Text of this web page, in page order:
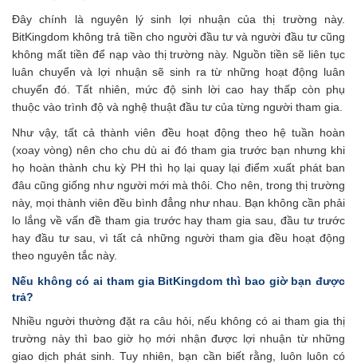
Đây chính là nguyên lý sinh lợi nhuận của thị trường này.
BitKingdom không trả tiền cho người đầu tư và người đầu tư cũng
không mất tiền để nạp vào thị trường này. Nguồn tiền sẽ liên tục
luân chuyển và lợi nhuận sẽ sinh ra từ những hoạt động luân
chuyển đó. Tất nhiên, mức độ sinh lời cao hay thấp còn phụ
thuộc vào trình độ và nghệ thuật đầu tư của từng người tham gia.
Như vậy, tất cả thành viên đều hoạt động theo hệ tuần hoàn
(xoay vòng) nên cho chu dù ai đó tham gia trước bạn nhưng khi
họ hoàn thành chu kỳ PH thì họ lại quay lại điểm xuất phát ban
đâu cũng giống như người mới mà thôi. Cho nên, trong thị trường
này, mọi thành viên đều bình đẳng như nhau. Bạn không cần phải
lo lắng về vấn đề tham gia trước hay tham gia sau, đầu tư trước
hay đầu tư sau, vì tất cả những người tham gia đều hoạt động
theo nguyên tắc này.
Nếu không có ai tham gia BitKingdom thì bao giờ bạn được
trả?
Nhiều người thường đặt ra câu hỏi, nếu không có ai tham gia thị
trường này thì bao giờ họ mới nhận được lợi nhuận từ những
giao dịch phát sinh. Tuy nhiên, bạn cần biết rằng, luôn luôn có